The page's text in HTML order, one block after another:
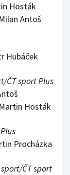
Hosták
Antoš
Hubáček
ČT sport Plus
Hosták
Procházka
sport/ČT sport